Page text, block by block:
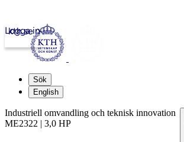
kth.se
Logga in
Sök
English
Industriell omvandling och teknisk innovation
ME2322 | 3,0 HP